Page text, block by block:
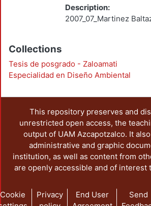
Description:
2007_07_Martinez
Collections
Tesis de posgrado - Zaloamati
Especialidad en Diseño Ambiental
This repository preserves and
unrestricted open access, the
output of UAM Azcapotzalco. It
administrative and graphic
institution, as well as content from
are openly accessible and of interest
Cookie
Privacy
End User
Send